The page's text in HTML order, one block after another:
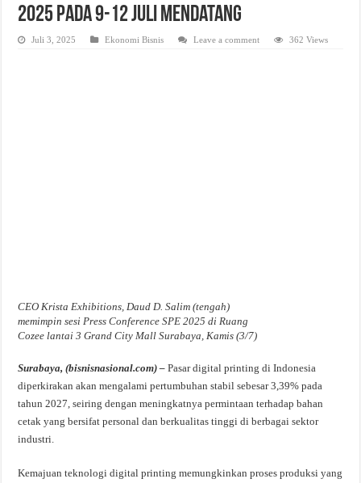
2025 pada 9-12 Juli Mendatang
Juli 3, 2025 Ekonomi Bisnis Leave a comment 362 Views
CEO Krista Exhibitions, Daud D. Salim (tengah)
memimpin sesi Press Conference SPE 2025 di Ruang
Cozee lantai 3 Grand City Mall Surabaya, Kamis (3/7)
Surabaya, (bisnisnasional.com) – Pasar digital printing di Indonesia
diperkirakan akan mengalami pertumbuhan stabil sebesar 3,39% pada
tahun 2027, seiring dengan meningkatnya permintaan terhadap bahan
cetak yang bersifat personal dan berkualitas tinggi di berbagai sektor
industri.
Kemajuan teknologi digital printing memungkinkan proses produksi yang